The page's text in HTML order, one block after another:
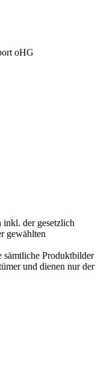
oHG
inkl. der gesetzlich
gewählten
sämtliche Produktbilder
und dienen nur der